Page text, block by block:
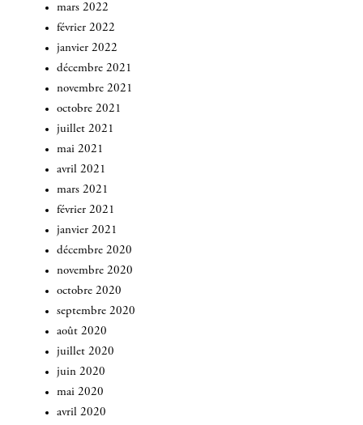
mars 2022
février 2022
janvier 2022
décembre 2021
novembre 2021
octobre 2021
juillet 2021
mai 2021
avril 2021
mars 2021
février 2021
janvier 2021
décembre 2020
novembre 2020
octobre 2020
septembre 2020
août 2020
juillet 2020
juin 2020
mai 2020
avril 2020
INSCRIVEZ-VOUS